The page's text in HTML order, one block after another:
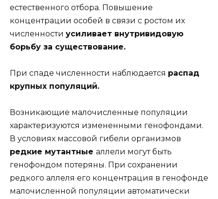
естественного отбора. Повышение
концентрации особей в связи с ростом их
численности усиливает внутривидовую
борьбу за существование.
При спаде численности наблюдается распад
крупных популяций.
Возникающие малочисленные популяции
характеризуются измененными генофондами.
В условиях массовой гибели организмов
редкие мутантные аллели могут быть
генофондом потеряны. При сохранении
редкого аллеля его концентрация в генофонде
малочисленной популяции автоматически